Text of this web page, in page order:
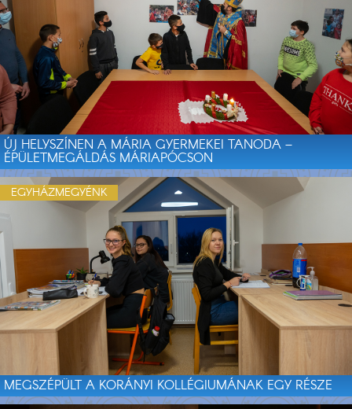
ÚJ HELYSZÍNEN A MÁRIA GYERMEKEI TANODA –
ÉPÜLETMEGÁLDÁS MÁRIAPÓCSON
MEGSZÉPÜLT A KORÁNYI KOLLÉGIUMÁNAK EGY RÉSZE
EGYHÁZMEGYÉNK